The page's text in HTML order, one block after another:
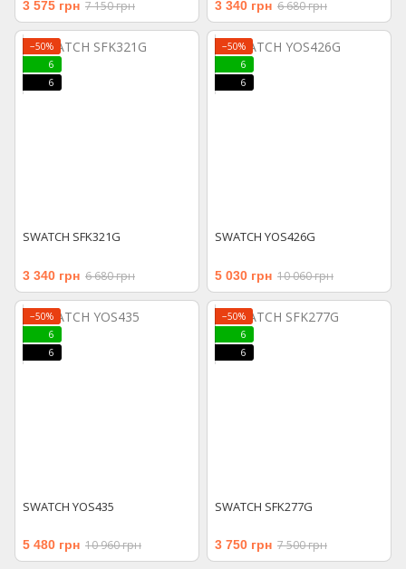
3 575 грн 7 150 грн 3 340 грн 6 680 грн
−50%
6
6
SWATCH SFK321G
3 340 грн 6 680 грн
−50%
6
6
SWATCH YOS426G
5 030 грн 10 060 грн
−50%
6
6
SWATCH YOS435
5 480 грн 10 960 грн
−50%
6
6
SWATCH SFK277G
3 750 грн 7 500 грн